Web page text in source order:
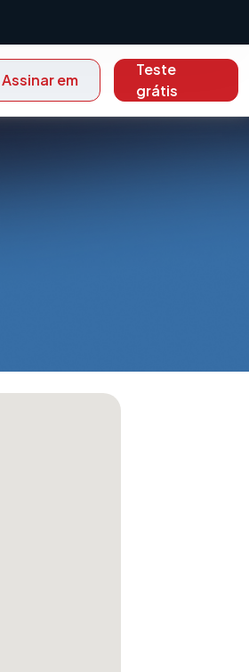
Assinar em
Teste
grátis